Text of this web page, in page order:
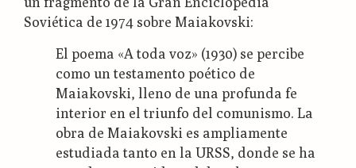
Soviética de 1974 sobre Maiakovski:
El poema «A toda voz» (1930) se percibe
como un testamento poético de
Maiakovski, lleno de una profunda fe
interior en el triunfo del comunismo. La
obra de Maiakovski es ampliamente
estudiada tanto en la URSS, donde se ha